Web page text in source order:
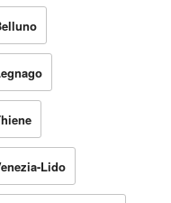
Lido